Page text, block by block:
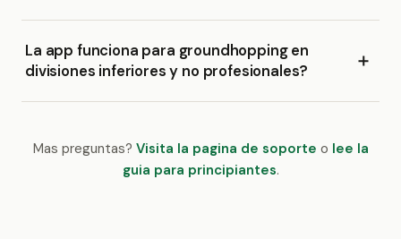
La app funciona para groundhopping en
divisiones inferiores y no profesionales?
Mas preguntas? Visita la pagina de soporte o lee la
guia para principiantes.